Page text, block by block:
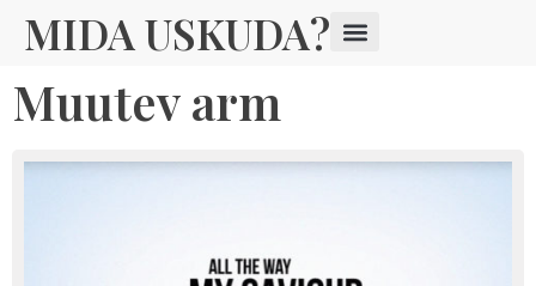
MIDA USKUDA?
Muutev arm